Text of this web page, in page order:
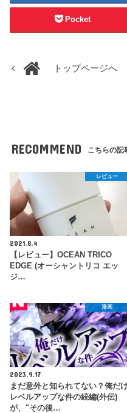
Pocket
トップページへ
RECOMMEND こちらの記
レビュー
2021.8.4
【レビュー】OCEAN TRICO
EDGE (オーシャントリコ エッ
ジ…
漫画
2023.9.17
まだ意外と知られてない？俺だ
レベルアップな件の続編(外伝)
が、"その後…